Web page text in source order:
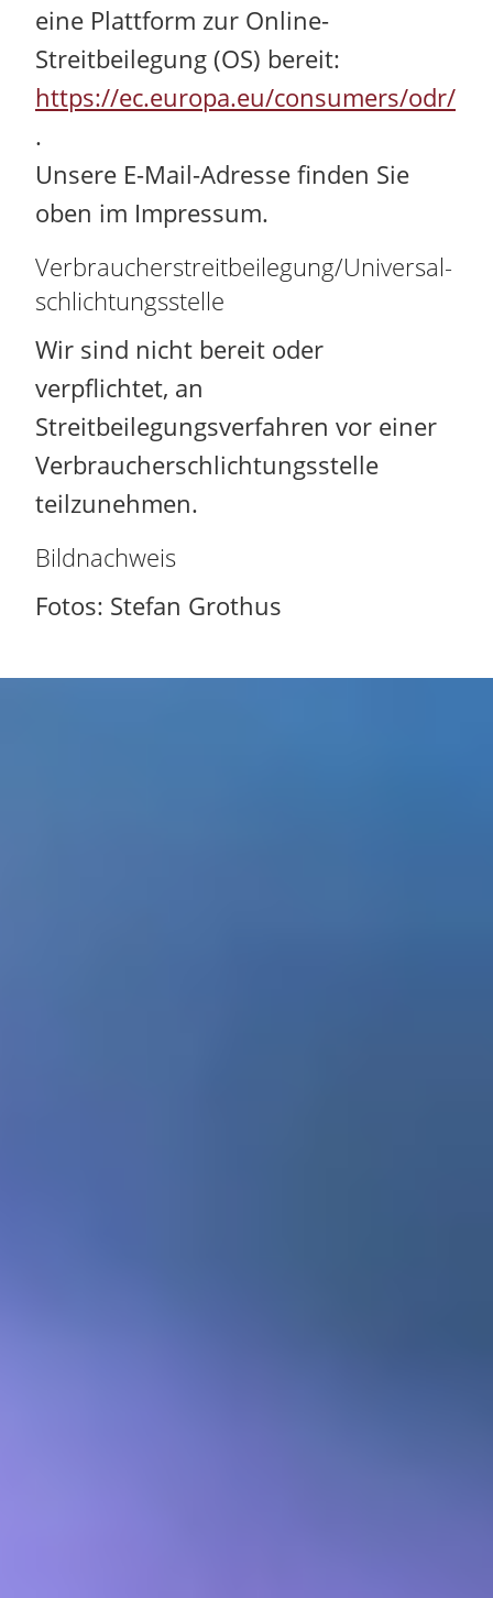
eine Plattform zur Online-
Streitbeilegung (OS) bereit:
https://ec.europa.eu/consumers/odr/
.
Unsere E-Mail-Adresse finden Sie
oben im Impressum.
Verbraucher­streit­beilegung/Universal­
schlichtungs­stelle
Wir sind nicht bereit oder
verpflichtet, an
Streitbeilegungsverfahren vor einer
Verbraucherschlichtungsstelle
teilzunehmen.
Bildnachweis
Fotos: Stefan Grothus